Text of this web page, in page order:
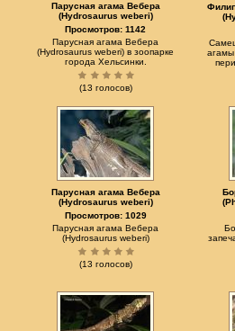
Парусная агама Вебера
(Hydrosaurus weberi)
Просмотров: 1142
Парусная агама Вебера
(Hydrosaurus weberi) в зоопарке
города Хельсинки.
(13 голосов)
агамы
Парусная агама Вебера
(Hydrosaurus weberi)
Просмотров: 1029
Парусная агама Вебера
(Hydrosaurus weberi)
(13 голосов)